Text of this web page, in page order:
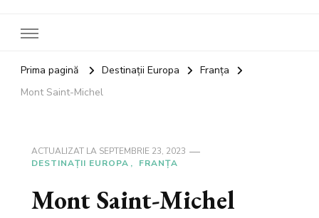
Prima pagină Destinații Europa
Franța
Mont Saint-Michel
ACTUALIZAT LA SEPTEMBRIE 23, 2023
DESTINAȚII EUROPA
FRANȚA
Mont Saint-Michel